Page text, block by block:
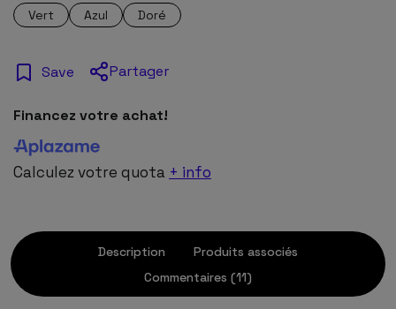
Vert
Azul Doré
Save Partager
Financez votre achat!
Calculez votre quota + info
Description
Produits associés
Commentaires (11)